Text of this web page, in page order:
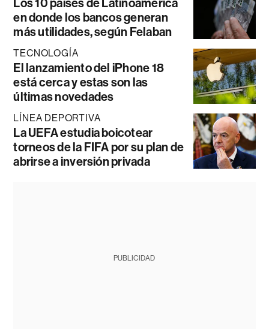
en donde los bancos generan
más utilidades, según Felaban
TECNOLOGÍA
El lanzamiento del iPhone 18
está cerca y estas son las
últimas novedades
LÍNEA DEPORTIVA
La UEFA estudia boicotear
torneos de la FIFA por su plan de
abrirse a inversión privada
PUBLICIDAD